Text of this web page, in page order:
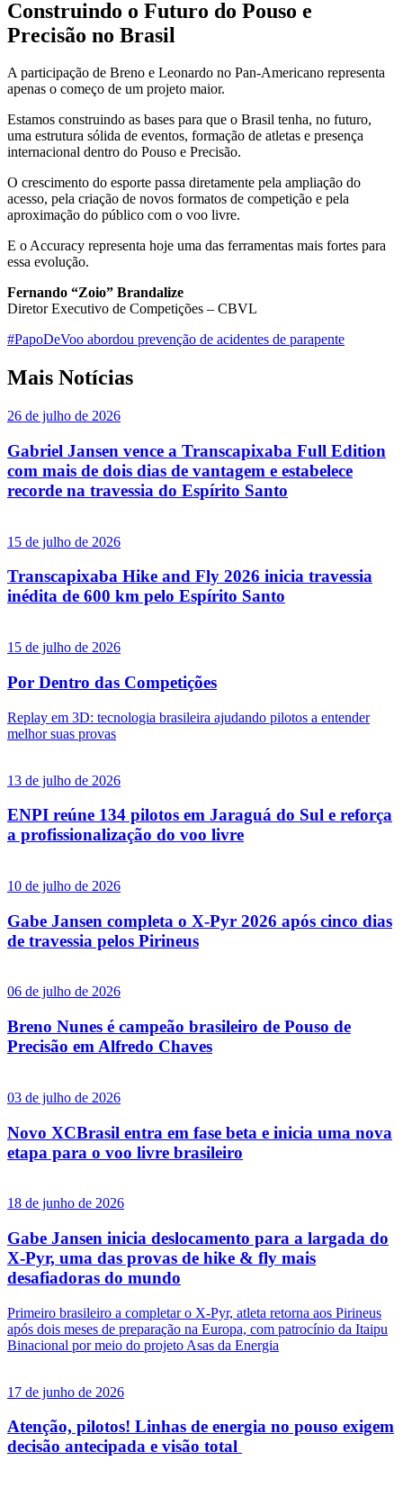
Construindo o Futuro do Pouso e
Precisão no Brasil
A participação de Breno e Leonardo no Pan-Americano representa
apenas o começo de um projeto maior.
Estamos construindo as bases para que o Brasil tenha, no futuro,
uma estrutura sólida de eventos, formação de atletas e presença
internacional dentro do Pouso e Precisão.
O crescimento do esporte passa diretamente pela ampliação do
acesso, pela criação de novos formatos de competição e pela
aproximação do público com o voo livre.
E o Accuracy representa hoje uma das ferramentas mais fortes para
essa evolução.
Fernando “Zoio” Brandalize
Diretor Executivo de Competições – CBVL
#PapoDeVoo abordou prevenção de acidentes de parapente
Mais Notícias
26 de julho de 2026
Gabriel Jansen vence a Transcapixaba Full Edition
com mais de dois dias de vantagem e estabelece
recorde na travessia do Espírito Santo
15 de julho de 2026
Transcapixaba Hike and Fly 2026 inicia travessia
inédita de 600 km pelo Espírito Santo
15 de julho de 2026
Por Dentro das Competições
Replay em 3D: tecnologia brasileira ajudando pilotos a entender
melhor suas provas
13 de julho de 2026
ENPI reúne 134 pilotos em Jaraguá do Sul e reforça
a profissionalização do voo livre
10 de julho de 2026
Gabe Jansen completa o X-Pyr 2026 após cinco dias
de travessia pelos Pirineus
06 de julho de 2026
Breno Nunes é campeão brasileiro de Pouso de
Precisão em Alfredo Chaves
03 de julho de 2026
Novo XCBrasil entra em fase beta e inicia uma nova
etapa para o voo livre brasileiro
18 de junho de 2026
Gabe Jansen inicia deslocamento para a largada do
X-Pyr, uma das provas de hike & fly mais
desafiadoras do mundo
Primeiro brasileiro a completar o X-Pyr, atleta retorna aos Pirineus
após dois meses de preparação na Europa, com patrocínio da Itaipu
Binacional por meio do projeto Asas da Energia
17 de junho de 2026
Atenção, pilotos! Linhas de energia no pouso exigem
decisão antecipada e visão total